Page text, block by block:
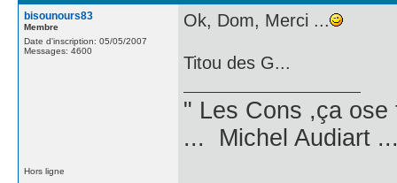
bisounours83
Membre
Date d'inscription: 05/05/2007
Messages: 4600
Ok, Dom, Merci ...
Titou des G...
" Les Cons ,ça
... Michel Audiart
Hors ligne